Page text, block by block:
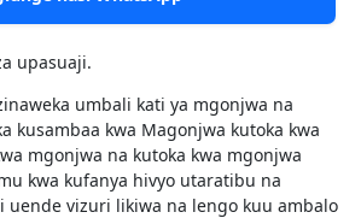
upasuaji.
umbali kati ya mgonjwa na
kusambaa kwa Magonjwa kutoka kwa
mgonjwa na kutoka kwa mgonjwa
kwa kufanya hivyo utaratibu na
uende vizuri likiwa na lengo kuu ambalo